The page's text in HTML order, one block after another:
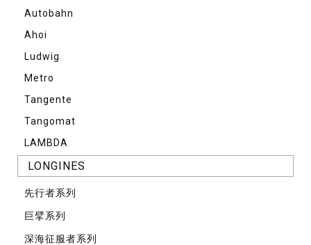
Autobahn
Ahoi
Ludwig
Metro
Tangente
Tangomat
LAMBDA
LONGINES
先⾏者系列
巨擘系列
深海征服者系列